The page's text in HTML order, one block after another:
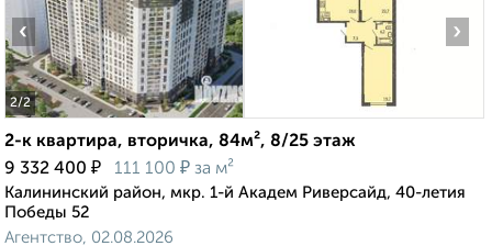
2/2
‹ ›
2-к квартира, вторичка, 84м², 8/25 этаж
9 332 400 ₽ 111 100 ₽ за м²
Калининский район, мкр. 1-й Академ Риверсайд, 40-летия
Победы 52
Агентство, 02.08.2026